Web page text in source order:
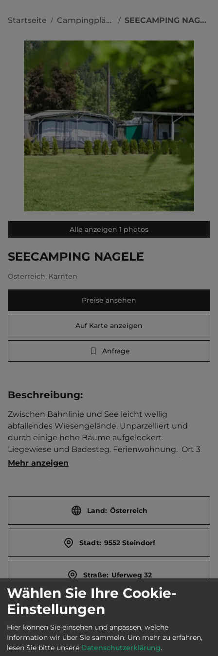
Startseite / Campingplätze / SEECAMPING NAGELE
Alle anzeigen 1 photos
SEECAMPING NAGELE
Österreich, Kärnten
Preise ansehen
Auf Karte anzeigen
Anfrage
Beschreibung:
Zwischen Bahnlinie und See leicht wellig
abfallendes Wiesengelände. Unparzelliert und
durch einige hohe Bäume aufgelockert.
Liegewiese und Badesteg. Ferienwohnung.  Ort 3
km entfernt. Touristen-/Dauerstellplätze 60/10.
Mehr anzeigen
Land: Österreich
Stadt: 9552 Steindorf
Straße: Uferweg 32
E-Mail: info@seecamping-nagele.at
Telefon: 0043 676 840804440
Wählen Sie Ihre Cookie-
Einstellungen
Hier können Sie einsehen und anpassen, welche
Information wir über Sie sammeln. Um mehr zu erfahren,
lesen Sie bitte unsere Datenschutzerklärung.